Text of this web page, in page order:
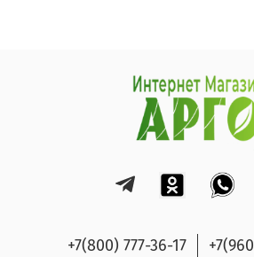
+7(800) 777-36-17